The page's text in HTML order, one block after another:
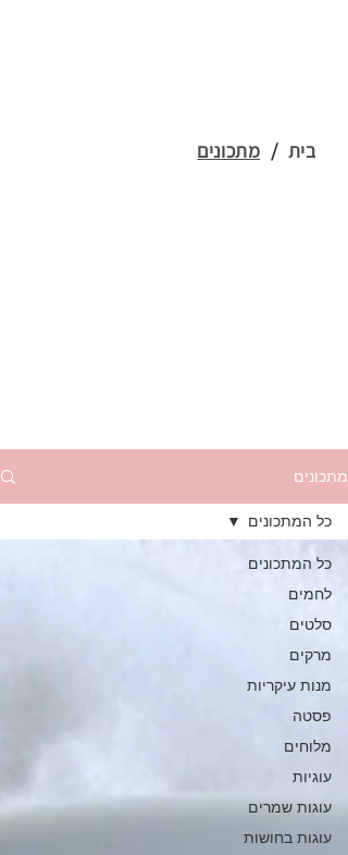
בית / מתכונים
מתכונים
כל המתכונים
לחמים
סלטים
מרקים
מנות עיקריות
פסטה
מלוחים
עוגיות
עוגות שמרים
עוגות בחושות
כל המתכונים